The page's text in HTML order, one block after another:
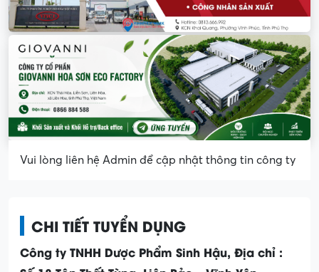
Vui lòng liên hệ Admin để cập nhật thông tin công ty
CHI TIẾT TUYỂN DỤNG
Công ty TNHH Dược Phẩm Sinh Hậu, Địa chỉ :